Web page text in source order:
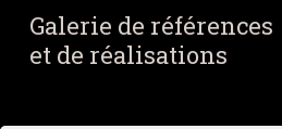
Galerie de références
et de réalisations